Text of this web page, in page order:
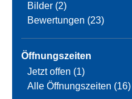
Bilder (2)
Bewertungen (23)
Öffnungszeiten
Jetzt offen (1)
Alle Öffnungszeiten (16)